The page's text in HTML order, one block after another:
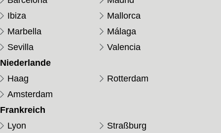
Ibiza
Mallorca
Marbella
Málaga
Sevilla
Valencia
Niederlande
Haag
Rotterdam
Amsterdam
Frankreich
Lyon
Straßburg